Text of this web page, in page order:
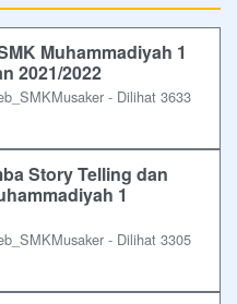
Muhammadiyah 1
2021/2022
- Dilihat 3633
Story Telling dan
1
- Dilihat 3305